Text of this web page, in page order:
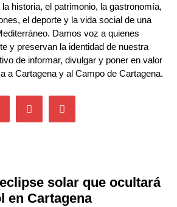
historia, el patrimonio, la gastronomía,
el deporte y la vida social de una
Damos voz a quienes
y preservan la identidad de nuestra
de informar, divulgar y poner en valor
a Cartagena y al Campo de Cartagena.
solar que ocultará
en Cartagena